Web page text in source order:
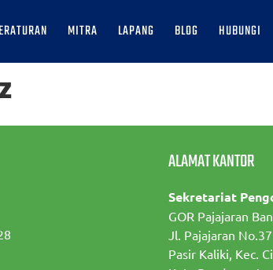
MITRA LAPANG BLOG HUBUNGI
ALAMAT KANTOR
Sekretariat
GOR Pajajaran
Jl. Pajajaran No.37
Pasir Kaliki, Kec.